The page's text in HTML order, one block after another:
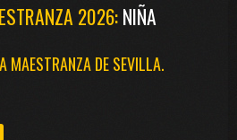
2026:NIÑA
MAESTRANZA DE SEVILLA.